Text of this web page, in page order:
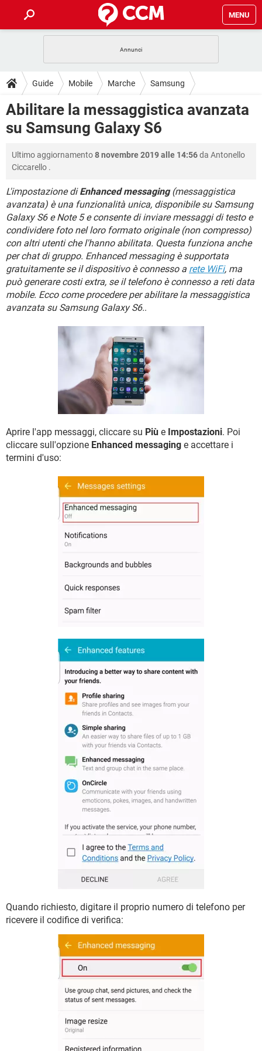
MENU
INTRATTENIMENTO ANDROID
iOS WINDOWS 10
INSTAGRAM WHATSAPP
HARDWARE
GUIDE
COVID-19 GAMING
INTRATTENIMENTO ANDROID
INSTAGRAM WHATSAPP
HARDWARE
DOWNLOAD
COVID-19 GAMING
iOS
INSTAGRAM WHATSAPP
TIKTOK FACEBOOK
HARDWARE
FORUM
COVID-19 GAMING
iOS WINDOWS 10
INSTAGRAM WHATSAPP
TIKTOK FACEBOOK
HARDWARE
GLOSSARIO
COVID-19 GAMING
INTRATTENIMENTO ANDROID
iOS WINDOWS 10
INSTAGRAM WHATSAPP
TIKTOK FACEBOOK
HARDWARE
Guide Mobile Marche Samsung
Abilitare la messaggistica avanzata
su Samsung Galaxy S6
Ultimo aggiornamento8 novembre 2019 alle 14:56da Antonello
Ciccarello .
L'impostazione diEnhanced messaging(messaggistica
avanzata) è una funzionalità unica, disponibile su Samsung
Galaxy S6 e Note 5 e consente di inviare messaggi di testo e
condividere foto nel loro formato originale (non compresso)
con altri utenti che l'hanno abilitata. Questa funziona anche
per chat di gruppo. Enhanced messaging è supportata
gratuitamente se il dispositivo è connesso a rete WiFi, ma
può generare costi extra, se il telefono è connesso a reti data
mobile. Ecco come procedere per abilitare la messaggistica
avanzata su Samsung Galaxy S6..
Aprire l'app messaggi, cliccare su Più e Impostazioni. Poi
cliccare sull'opzione Enhanced messaging e accettare i
termini d'uso:
Quando richiesto, digitare il proprio numero di telefono per
ricevere il codifice di verifica: